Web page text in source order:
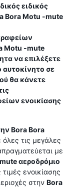
ειδικός
Bora Motu -mute
Motu -mute
να επιλέξετε
αυτοκίνητο σε
θα κάνετε
ενοικίασης
Bora Bora
τις μεγάλες
με
αεροδρόμιο
ενοικίασης
στην Bora